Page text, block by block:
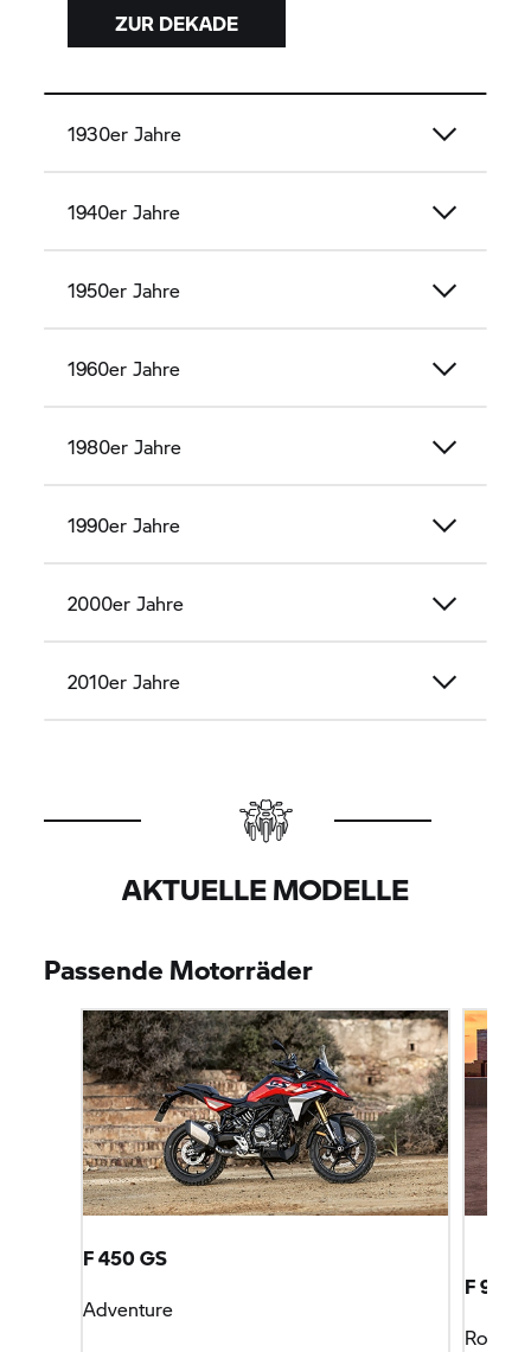
ZUR DEKADE
1930er Jahre
1940er Jahre
1950er Jahre
1960er Jahre
1980er Jahre
1990er Jahre
2000er Jahre
2010er Jahre
AKTUELLE MODELLE
Passende Motorräder
F 450 GS
Adventure
F 900